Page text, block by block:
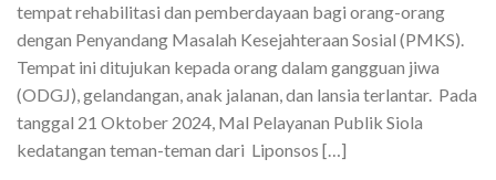
tempat rehabilitasi dan pemberdayaan bagi orang-orang
dengan Penyandang Masalah Kesejahteraan Sosial (PMKS).
Tempat ini ditujukan kepada orang dalam gangguan jiwa
(ODGJ), gelandangan, anak jalanan, dan lansia terlantar. Pada
tanggal 21 Oktober 2024, Mal Pelayanan Publik Siola
kedatangan teman-teman dari Liponsos […]